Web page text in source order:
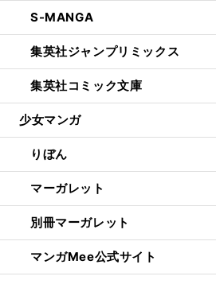
S-MANGA
集英社ジャンプリミックス
集英社コミック文庫
少女マンガ
りぼん
マーガレット
別冊マーガレット
マンガMee公式サイト